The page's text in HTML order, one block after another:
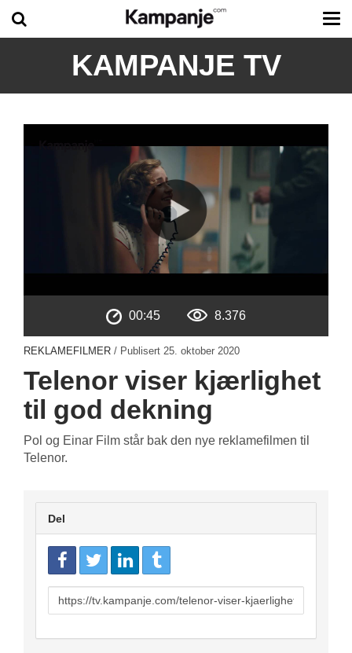
KAMPANJE TV
00:45 8.376
REKLAMEFILMER / Publisert 25. oktober 2020
Telenor viser kjærlighet
til god dekning
Pol og Einar Film står bak den nye reklamefilmen til
Telenor.
Del
URL
to